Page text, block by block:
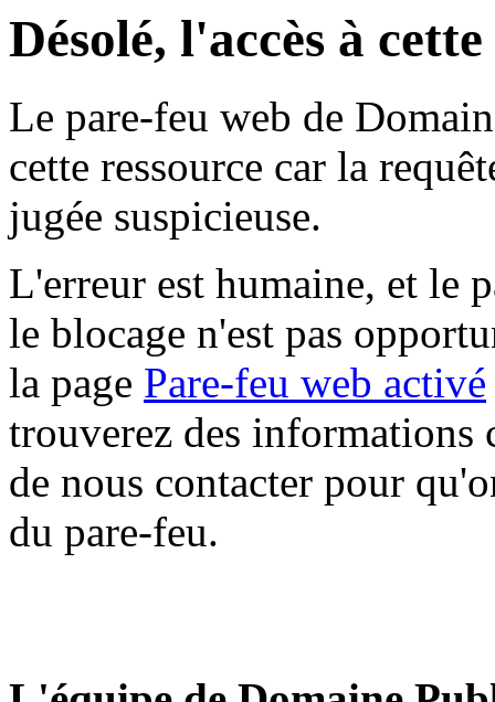
Désolé, l'accès à
Le pare-feu web de
cette ressource car la
jugée suspicieuse.
L'erreur est humaine, et le
le blocage n'est pas
la page Pare-feu web activé
trouverez des informations
de nous contacter pour
du pare-feu.